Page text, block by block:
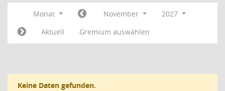
Monat November
2027
Aktuell
Gremium auswählen
Keine Daten gefunden.